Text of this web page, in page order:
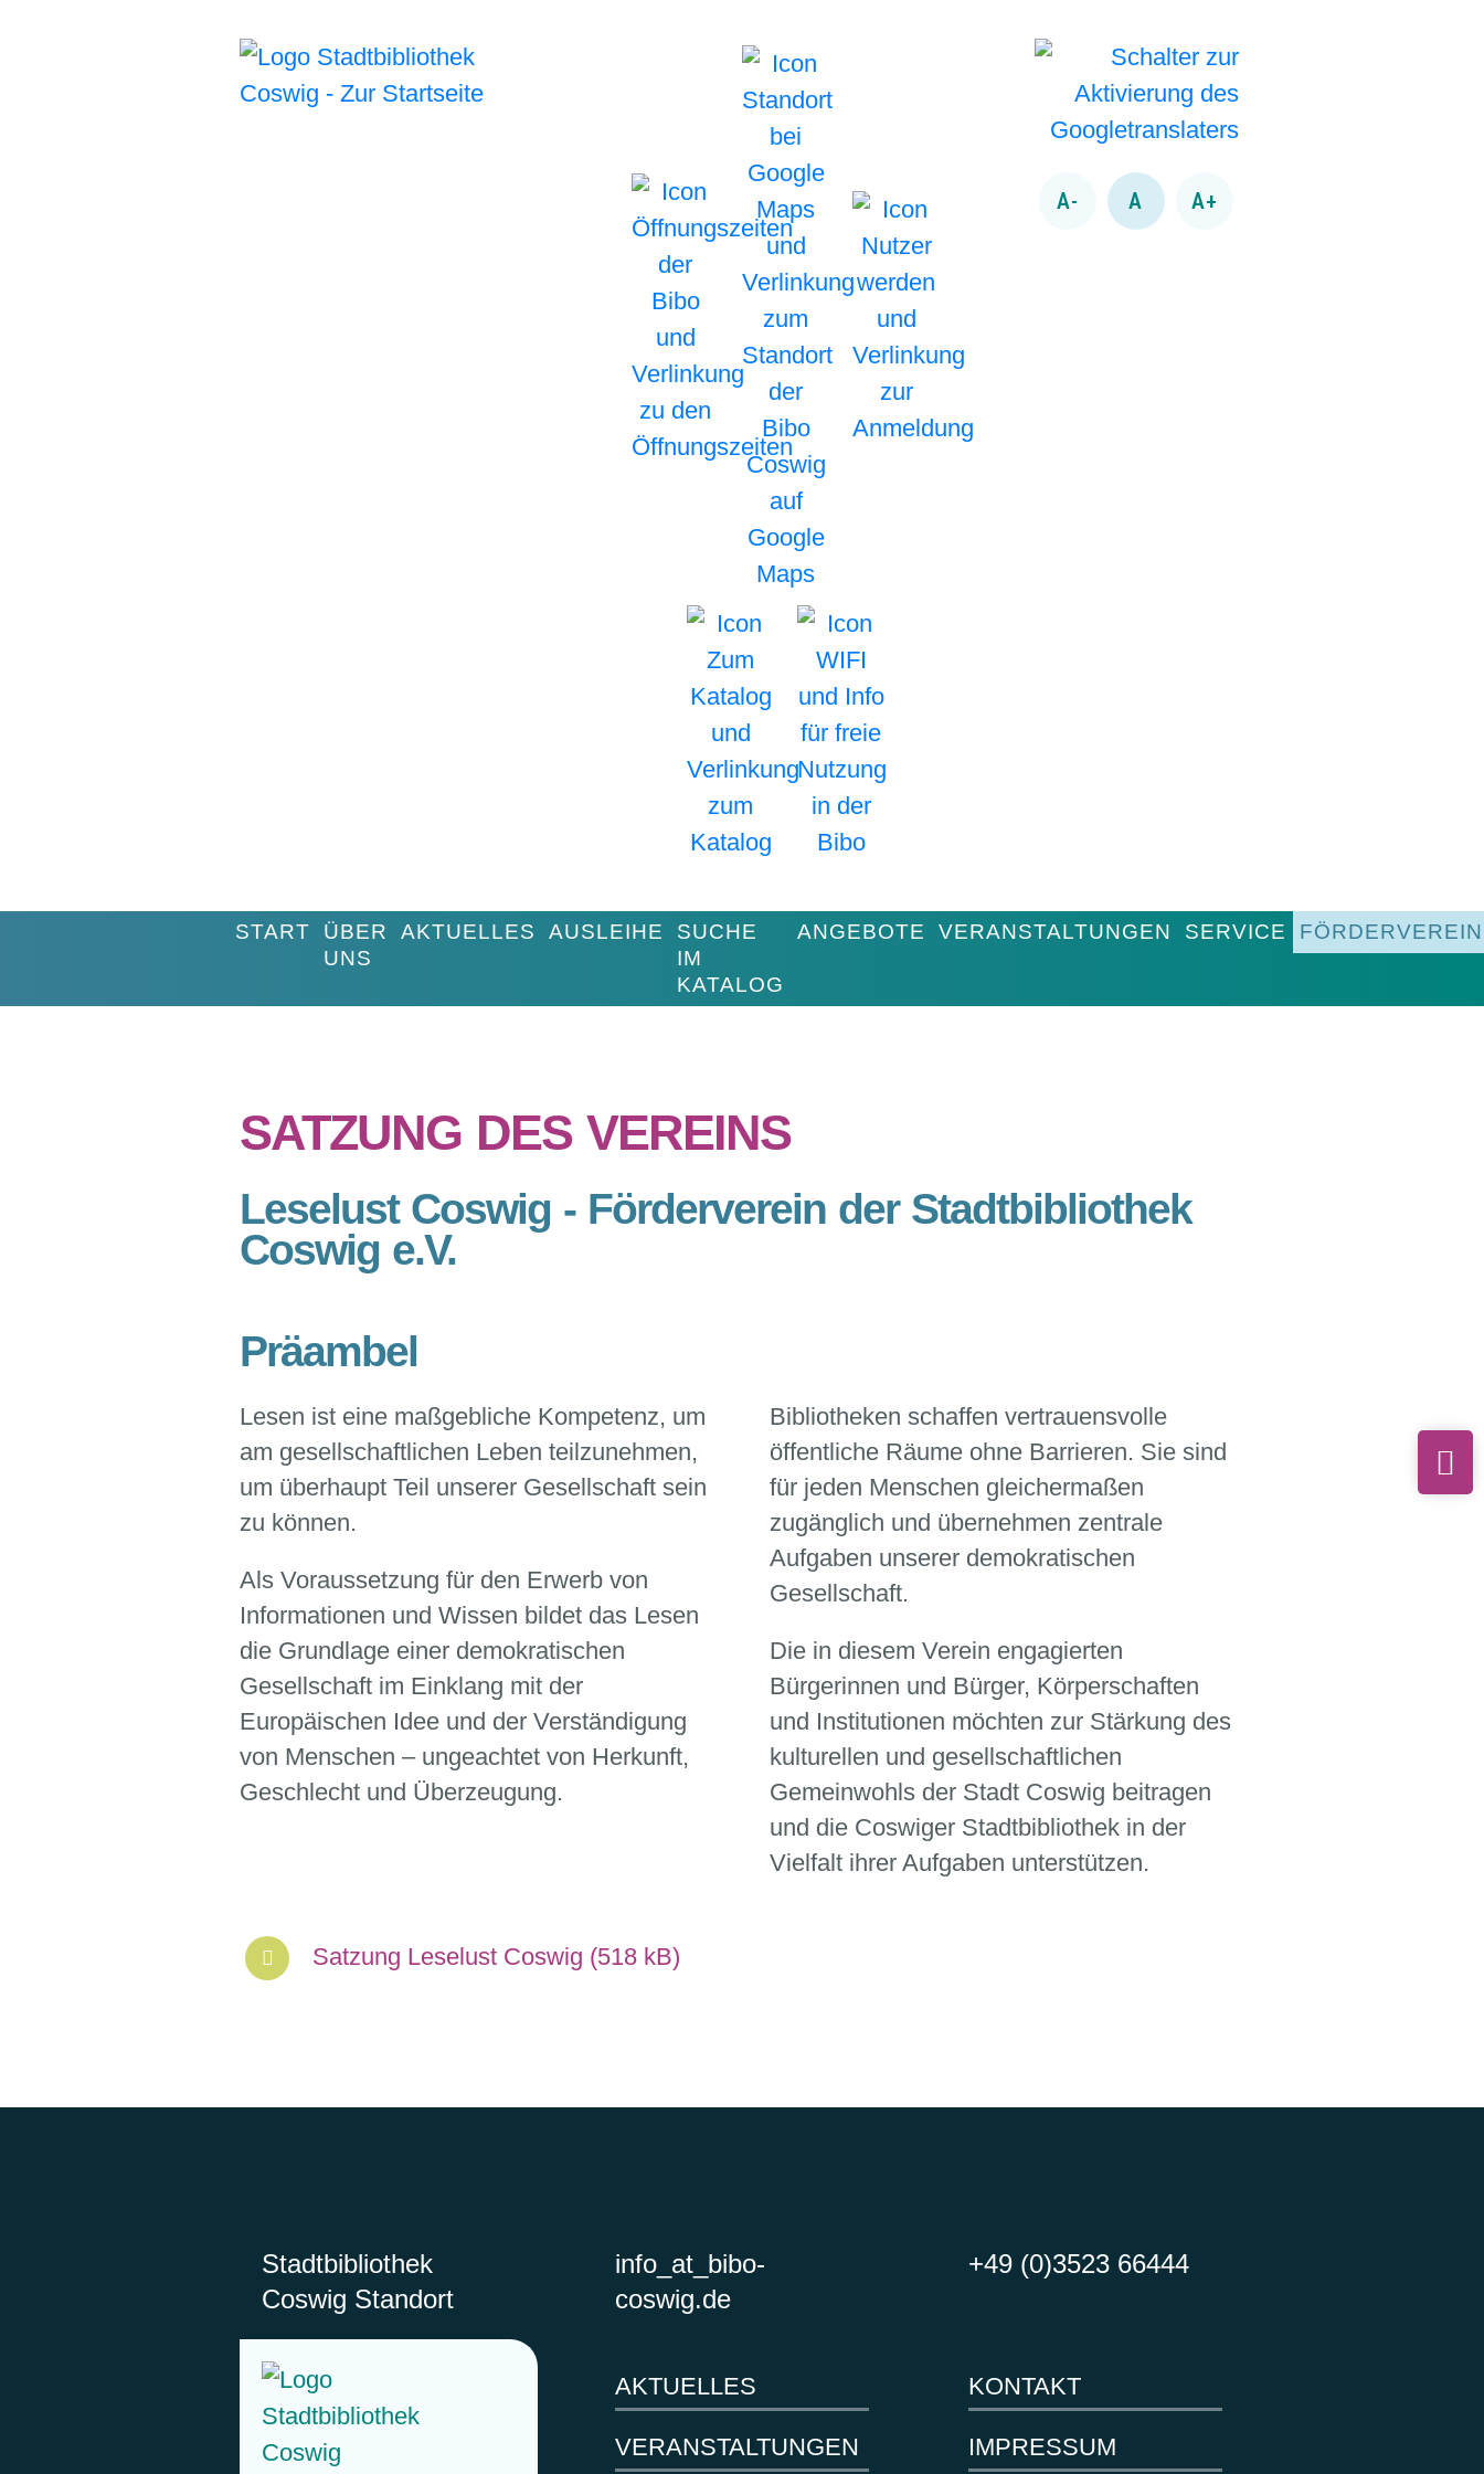
A- A A+
START
ÜBER
UNS
AKTUELLES AUSLEIHE
SUCHE
IM
KATALOG
ANGEBOTE VERANSTALTUNGEN SERVICE FÖRDERVEREIN
SATZUNG DES VEREINS
Leselust Coswig - Förderverein der Stadtbibliothek
Coswig e.V.
Präambel
Lesen ist eine maßgebliche Kompetenz, um
am gesellschaftlichen Leben teilzunehmen,
um überhaupt Teil unserer Gesellschaft sein
zu können.
Als Voraussetzung für den Erwerb von
Informationen und Wissen bildet das Lesen
die Grundlage einer demokratischen
Gesellschaft im Einklang mit der
Europäischen Idee und der Verständigung
von Menschen – ungeachtet von Herkunft,
Geschlecht und Überzeugung.
Bibliotheken schaffen vertrauensvolle
öffentliche Räume ohne Barrieren. Sie sind
für jeden Menschen gleichermaßen
zugänglich und übernehmen zentrale
Aufgaben unserer demokratischen
Gesellschaft.
Die in diesem Verein engagierten
Bürgerinnen und Bürger, Körperschaften
und Institutionen möchten zur Stärkung des
kulturellen und gesellschaftlichen
Gemeinwohls der Stadt Coswig beitragen
und die Coswiger Stadtbibliothek in der
Vielfalt ihrer Aufgaben unterstützen.
Download PDF Datei
Satzung Leselust Coswig (518 kB)
Stadtbibliothek
Coswig Standort
info_at_ bibo-
coswig.de
+49 (0)3523 66444
AKTUELLES
VERANSTALTUNGEN
KONTAKT
IMPRESSUM